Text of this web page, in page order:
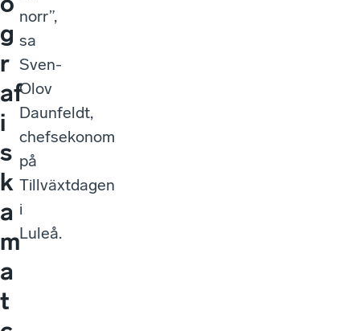
g
r
af
i
s
k
a
m
a
t
norr”,
sa
Sven-
Olov
Daunfeldt,
chefsekonom
på
Tillväxtdagen
i
Luleå.